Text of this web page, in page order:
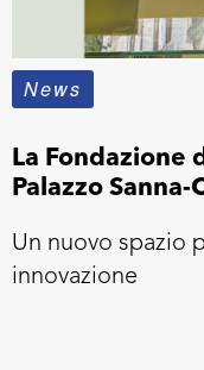
News
La Fondazione
Palazzo Sanna-
Un nuovo spazio
innovazione